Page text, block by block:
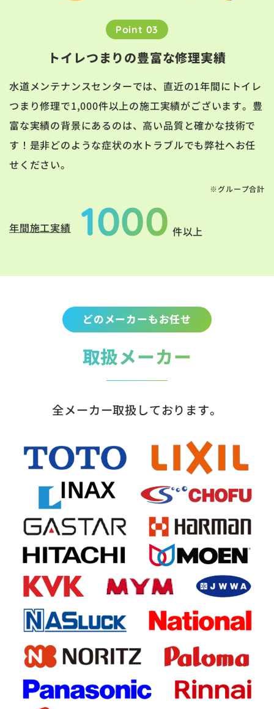
Point 03
トイレつまりの豊富な修理実績
水道メンテナンスセンターでは、直近の1年間にトイレ
つまり修理で1,000件以上の施工実績がございます。豊
富な実績の背景にあるのは、高い品質と確かな技術で
す！是非どのような症状の水トラブルでも弊社へお任
せください。
※グループ合計
年間施工実績 1000 件以上
どのメーカーもお任せ
取扱メーカー
全メーカー取扱しております。